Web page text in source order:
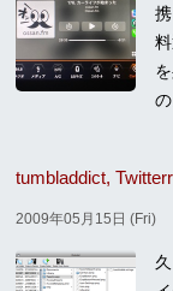
tumbladdict,
2009年05月15日 (Fri)